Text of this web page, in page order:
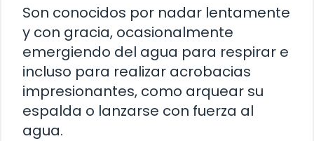
Son conocidos por nadar lentamente
y con gracia, ocasionalmente
emergiendo del agua para respirar e
incluso para realizar acrobacias
impresionantes, como arquear su
espalda o lanzarse con fuerza al
agua.